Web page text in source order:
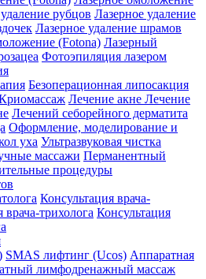
рубцов Лазерное удаление
Лазерное удаление шрамов
(Fotona) Лазерный
Фотоэпиляция лазером
Безоперационная липосакция
Лечение акне Лечение
Лечений себорейного дерматита
Оформление, моделирование и
уха Ультразвуковая чистка
массажи Перманентный
процедуры
Консультация врача-
врача-трихолога Консультация
SMAS лифтинг (Ucos) Аппаратная
лимфодренажный массаж